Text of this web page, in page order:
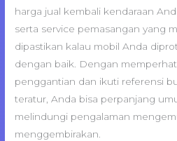
harga jual kembali kendaraan
serta service pemasangan yang
dipastikan kalau mobil Anda
dengan baik. Dengan
penggantian dan ikuti referensi
teratur, Anda bisa perpanjang
melindungi pengalaman
menggembirakan.